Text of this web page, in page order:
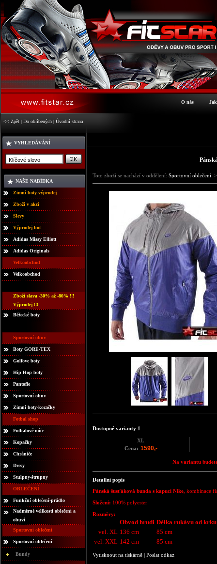
O nás
<< Zpět | Do oblíbených | Úvodní strana
VYHLEDÁVÁNÍ
NAŠE NABÍDKA
Zimní boty-výprodej
Zboží v akci
Slevy
Výprodej bot
Adidas Missy Elliott
Adidas Originals
Velkoobchod
Velkoobchod
Zboží slava -30% až -80% !!!
Výprodej !!!
Běžecké boty
Sportovní obuv
Boty GORE-TEX
Golfove boty
Hip Hop boty
Pantofle
Sportovní obuv
Zimní boty-kozačky
Fotbal shop
Fotbalové míče
Kopačky
Chrániče
Dresy
Stulpny-štrupny
OBLEČENÍ
Funkční oblečení-prádlo
Nadměrné velikosti oblečení a
obuvi
Sportovní oblečení
Sportovní oblečení
Bundy
Toto zboží se nachází v oddělení: Sportovní oblečení
Dostupné varianty 1
XL
Cena: 1590,-
Na variantu
Detailní popis
Pánská šusťáková bunda s kapucí Nike , kombinace
Složení: 100% polyester
Rozměry:
Obvod hrudi Délka rukávu od krku
vel. XL 136 cm
85 cm
vel. XXL 142 cm 85 cm
Vytisknout na tiskárně | Poslat odkaz